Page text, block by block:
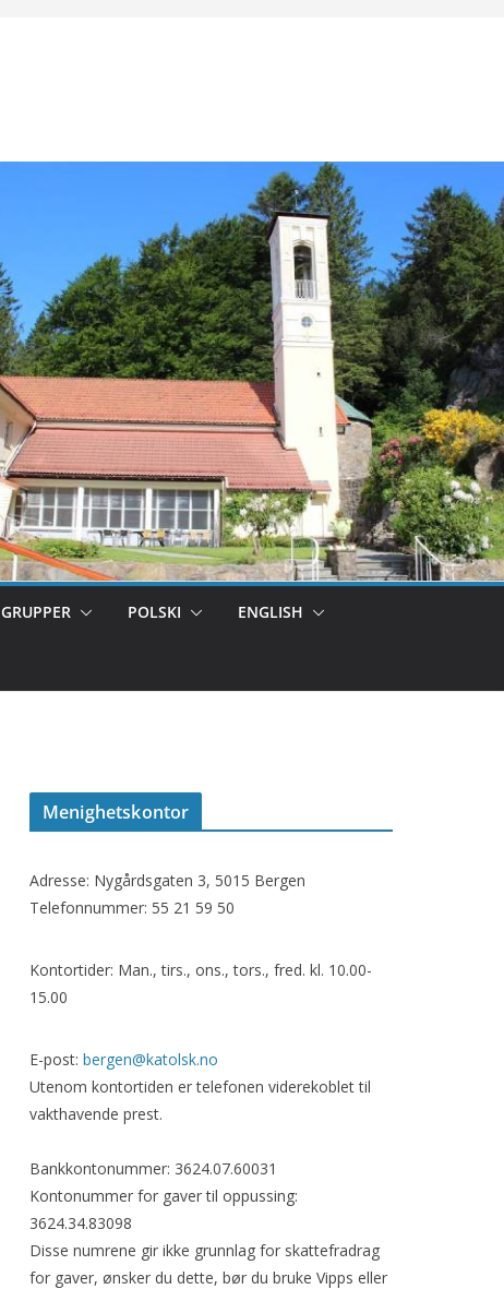
GRUPPER POLSKI ENGLISH
Menighetskontor
Adresse: Nygårdsgaten 3, 5015 Bergen
Telefonnummer: 55 21 59 50
Kontortider: Man., tirs., ons., tors., fred. kl. 10.00-
15.00
E-post: bergen@katolsk.no
Utenom kontortiden er telefonen viderekoblet til
vakthavende prest.
Bankkontonummer: 3624.07.60031
Kontonummer for gaver til oppussing:
3624.34.83098
Disse numrene gir ikke grunnlag for skattefradrag
for gaver, ønsker du dette, bør du bruke Vipps eller